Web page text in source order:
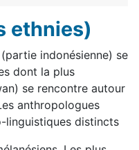
ethnies)
indonésienne) se
dont la plus
se rencontre autour
anthropologues
linguistiques distincts